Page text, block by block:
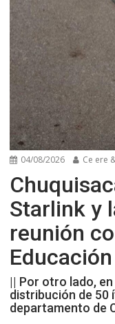
04/08/2026 Ce ere
Starlink y
reunión
Educación
|| Por otro lado,
distribución de 50
departamento de